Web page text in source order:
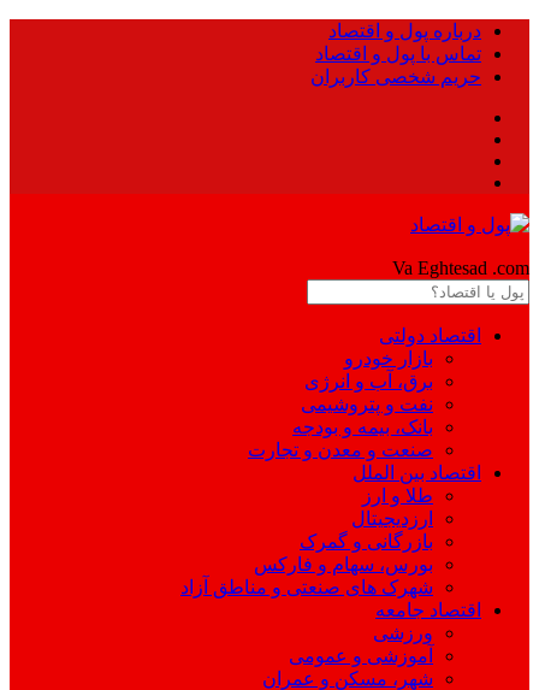
درباره پول و اقتصاد
تماس با پول و اقتصاد
حریم شخصی کاربران
Va Eghtesad .com
اقتصاد دولتی
بازار خودرو
برق، آب و انرژی
نفت و پتروشیمی
بانک، بیمه و بودجه
صنعت و معدن و تجارت
اقتصاد بین الملل
طلا و ارز
ارزدیجیتال
بازرگانی و گمرک
بورس، سهام و فارکس
شهرک های صنعتی و مناطق آزاد
اقتصاد جامعه
ورزشی
آموزشی و عمومی
شهر، مسکن و عمران